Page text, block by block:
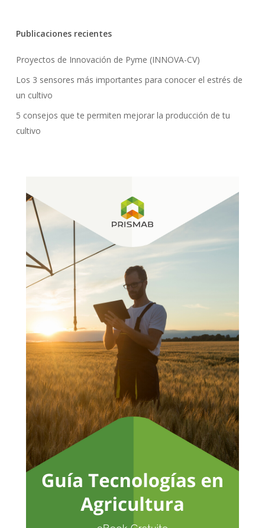
Go To Shop
Publicaciones recientes
Proyectos de Innovación de Pyme (INNOVA-CV)
Los 3 sensores más importantes para conocer el estrés de
un cultivo
5 consejos que te permiten mejorar la producción de tu
cultivo